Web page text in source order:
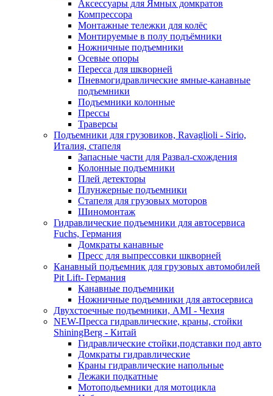
Аксессуары для Ямных домкратов
Компрессора
Монтажные тележки для колёс
Монтируемые в полу подъёмники
Ножничные подъемники
Осевые опоры
Пересса для шкворней
Пневмогидравлические ямные-канавные
подъемники
Подъемники колонные
Прессы
Траверсы
Подъемники для грузовиков, Ravaglioli - Sirio,
Италия, стапеля
Запасные части для Развал-схождения
Колонные подъемники
Плей детекторы
Плунжерные подъемники
Стапеля для грузовых моторов
Шиномонтаж
Гидравлические подъемники для автосервиса
Fuchs, Германия
Домкраты канавные
Пресс для выпрессовки шкворней
Канавный подъемник для грузовых автомобилей
Pit Lift- Германия
Канавные подъемники
Ножничные подъемники для автосервиса
Двухстоечные подъемники, АМІ - Чехия
NEW-Пресса гидравлические, краны, стойки
ShiningBerg - Китай
Гидравлические стойки,подставки под авто
Домкраты гидравлические
Краны гидравлические напольные
Лежаки подкатные
Мотоподьемники для мотоцикла